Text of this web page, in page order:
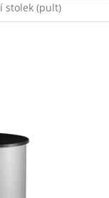
stolek (pult)